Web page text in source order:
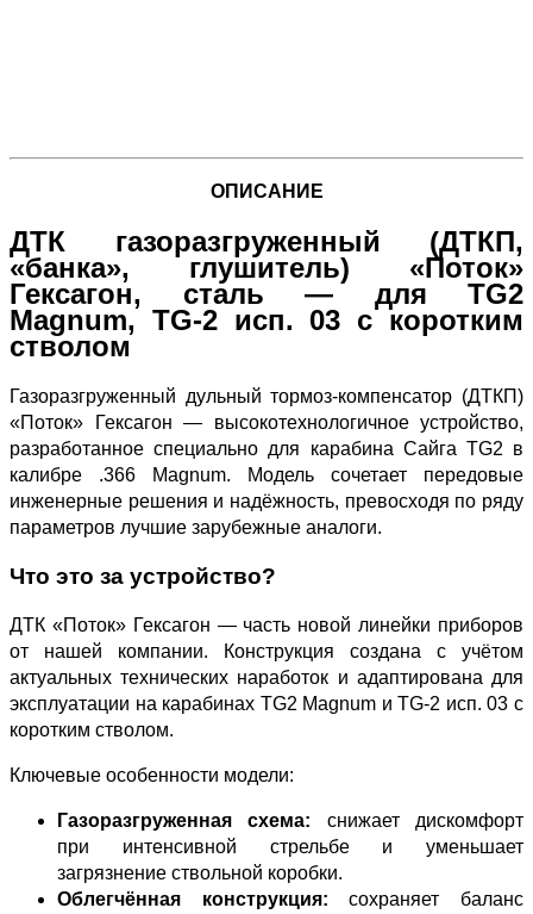
ОПИСАНИЕ
ДТК газоразгруженный (ДТКП,
«банка», глушитель) «Поток»
Гексагон, сталь — для TG2
Magnum, TG‑2 исп. 03 с коротким
стволом
Газоразгруженный дульный тормоз‑компенсатор (ДТКП)
«Поток» Гексагон — высокотехнологичное устройство,
разработанное специально для карабина Сайга TG2 в
калибре .366 Magnum. Модель сочетает передовые
инженерные решения и надёжность, превосходя по ряду
параметров лучшие зарубежные аналоги.
Что это за устройство?
ДТК «Поток» Гексагон — часть новой линейки приборов
от нашей компании. Конструкция создана с учётом
актуальных технических наработок и адаптирована для
эксплуатации на карабинах TG2 Magnum и TG‑2 исп. 03 с
коротким стволом.
Ключевые особенности модели:
Газоразгруженная схема: снижает дискомфорт
при интенсивной стрельбе и уменьшает
загрязнение ствольной коробки.
Облегчённая конструкция: сохраняет баланс